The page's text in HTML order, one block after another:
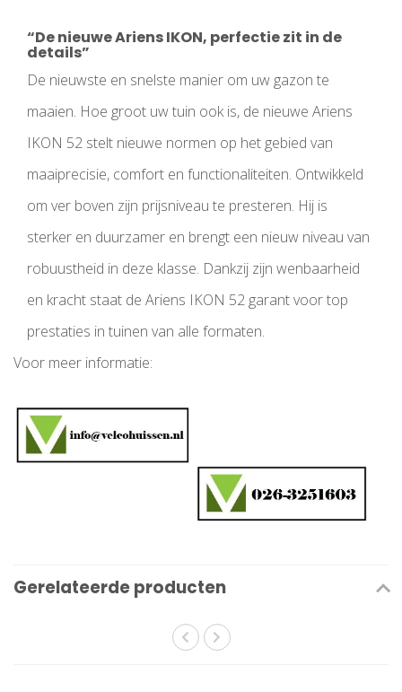
“De nieuwe Ariens IKON, perfectie zit in de
details”
De nieuwste en snelste manier om uw gazon te
maaien. Hoe groot uw tuin ook is, de nieuwe Ariens
IKON 52 stelt nieuwe normen op het gebied van
maaiprecisie, comfort en functionaliteiten. Ontwikkeld
om ver boven zijn prijsniveau te presteren. Hij is
sterker en duurzamer en brengt een nieuw niveau van
robuustheid in deze klasse. Dankzij zijn wenbaarheid
en kracht staat de Ariens IKON 52 garant voor top
prestaties in tuinen van alle formaten.
Voor meer informatie:
Gerelateerde producten